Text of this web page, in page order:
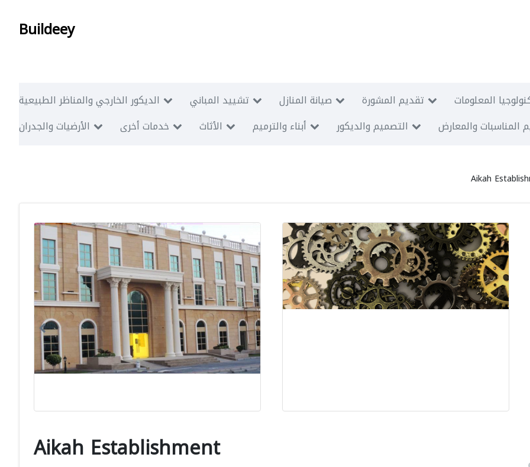
Buildeey
الديكور الخارجي والمناظر الطبيعية تشييد المباني صيانة المنازل تقديم المشورة
المعلومات
الأرضيات والجدران
خدمات أخرى الأثاث أبناء والترميم التصميم والديكور المناسبات والمعارض
Aikah
Aikah Establishment